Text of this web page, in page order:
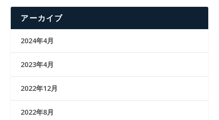
アーカイブ
2024年4月
2023年4月
2022年12月
2022年8月